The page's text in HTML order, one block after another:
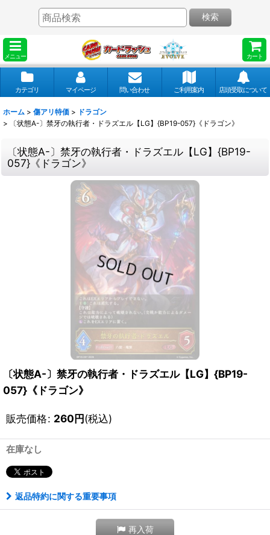
メニュー カート
検索
カテゴリ マイページ 問い合わせ ご利用案内 店頭受取について
ホーム > 傷アリ特価 > ドラゴン
>
〔状態A-〕禁牙の執行者・ドラズエル【LG】{BP19-057}《ドラゴン》
〔状態A-〕禁牙の執行者・ドラズエル【LG】{BP19-
057}《ドラゴン》
〔状態A-〕禁牙の執行者・ドラズエル【LG】{BP19-
057}《ドラゴン》
販売価格: 260円(税込)
在庫なし
返品特約に関する重要事項
再入荷